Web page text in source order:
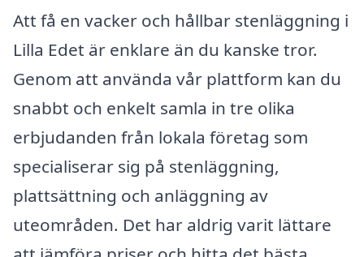
Att få en vacker och hållbar stenläggning i
Lilla Edet är enklare än du kanske tror.
Genom att använda vår plattform kan du
snabbt och enkelt samla in tre olika
erbjudanden från lokala företag som
specialiserar sig på stenläggning,
plattsättning och anläggning av
uteområden. Det har aldrig varit lättare